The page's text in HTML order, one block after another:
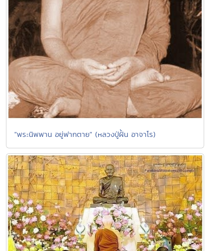
"พระนิพพาน อยู่ฟากตาย" (หลวงปู่ฝั้น อาจาโร)